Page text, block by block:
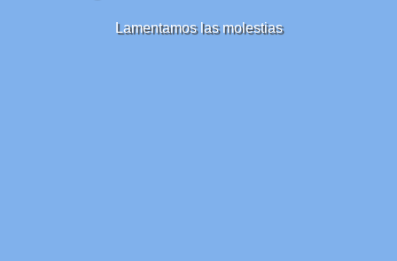
Lamentamos las molestias